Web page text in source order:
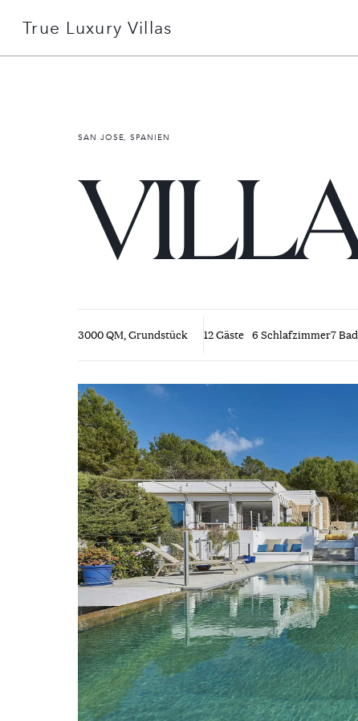
+49 151 51078506
Detailsuche
Gründe mit uns zu buchenÜber uns
Services erklärt
True Luxury Villas
SAN JOSE, SPANIEN
3000 QM, Grundstück 12 Gäste 6 Schlafzimmer7